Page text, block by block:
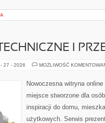
I
27 - 2026 MOŻLIWOŚĆ
Nowoczesna witryna
miejsce stworzone dla
inspiracji do domu,
użytkowych. Serwis